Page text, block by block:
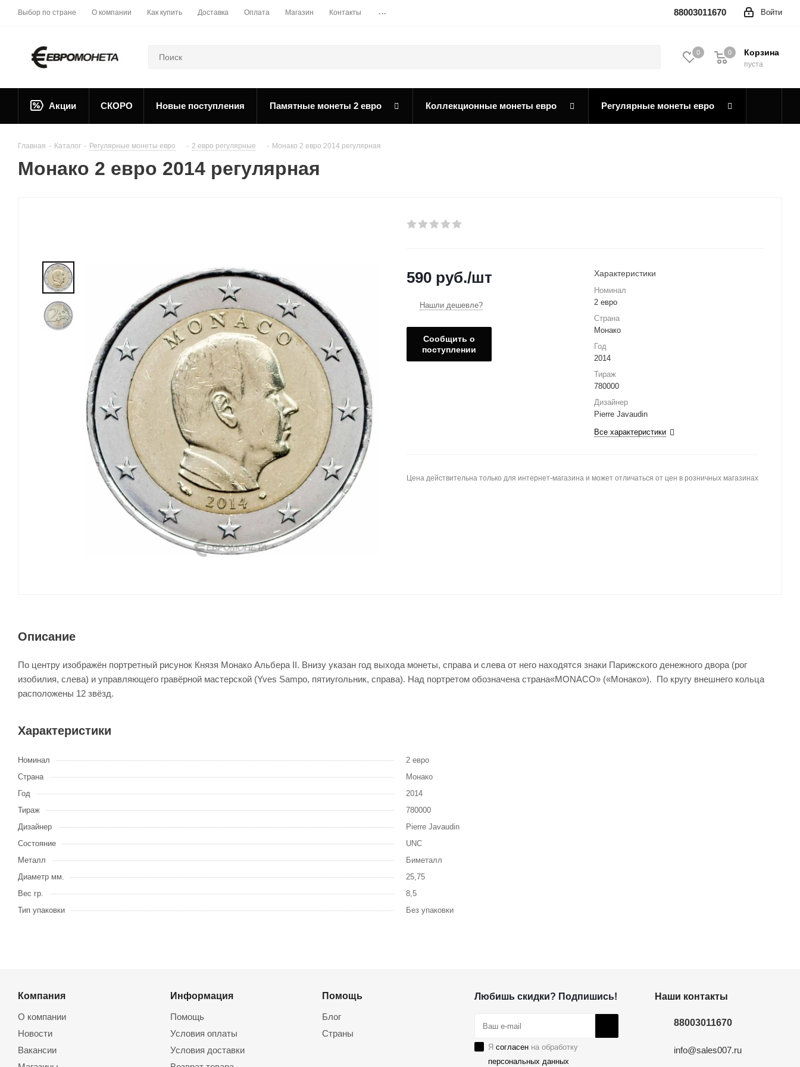
Выбор по стране О компании Как купить Доставка Оплата Магазин Контакты ... Войти
88003011670
0 Корзина
0
пуста
0
Акции СКОРО Новые поступления Памятные монеты 2 евро Коллекционные монеты евро Регулярные монеты евро
Главная - Каталог - Регулярные монеты евро - 2 евро регулярные - Монако 2 евро 2014 регулярная
Монако 2 евро 2014 регулярная
590 руб./шт
Нашли дешевле?
Сообщить о
поступлении
Характеристики
Номинал
2 евро
Страна
Монако
Год
2014
Тираж
780000
Дизайнер
Pierre Javaudin
Все характеристики
Цена действительна только для интернет-магазина и может отличаться от цен в розничных магазинах
Описание
По центру изображён портретный рисунок Князя Монако Альбера II. Внизу указан год выхода монеты, справа и слева от него находятся знаки Парижского денежного двора (рог
изобилия, слева) и управляющего гравёрной мастерской (Yves Sampo, пятиугольник, справа). Над портретом обозначена страна«MONACO» («Монако»). По кругу внешнего кольца
расположены 12 звёзд.
Характеристики
Номинал
2 евро
Страна
Монако
Год
2014
Тираж
780000
Дизайнер
Pierre Javaudin
Состояние
UNC
Металл
Биметалл
Диаметр мм.
25,75
Вес гр.
8,5
Тип упаковки
Без упаковки
Компания
О компании
Новости
Вакансии
Информация
Помощь
Условия оплаты
Условия доставки
Помощь
Блог
Страны
Любишь скидки? Подпишись!
Я согласенна обработку
персональных данных
Наши контакты
88003011670
info@sales007.ru